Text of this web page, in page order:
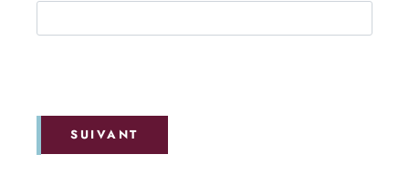
SUIVANT